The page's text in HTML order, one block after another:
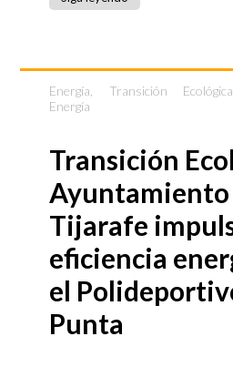
Energía
Transición
Energía
Transición
Ayuntamiento
Tijarafe
eficiencia
el
Punta